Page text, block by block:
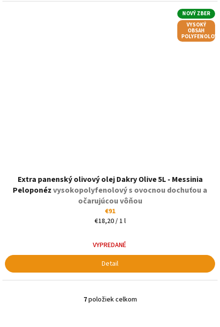
NOVÝ ZBER
VYSOKÝ
OBSAH
POLYFENOLOV
Extra panenský olivový olej Dakry Olive 5L - Messinia
Peloponézvysokopolyfenolový s ovocnou dochuťou a
očarujúcou vôňou
€91
Jednotková
€18,20 / 1 l
VYPREDANÉ
Detail
O
7položiek celkom